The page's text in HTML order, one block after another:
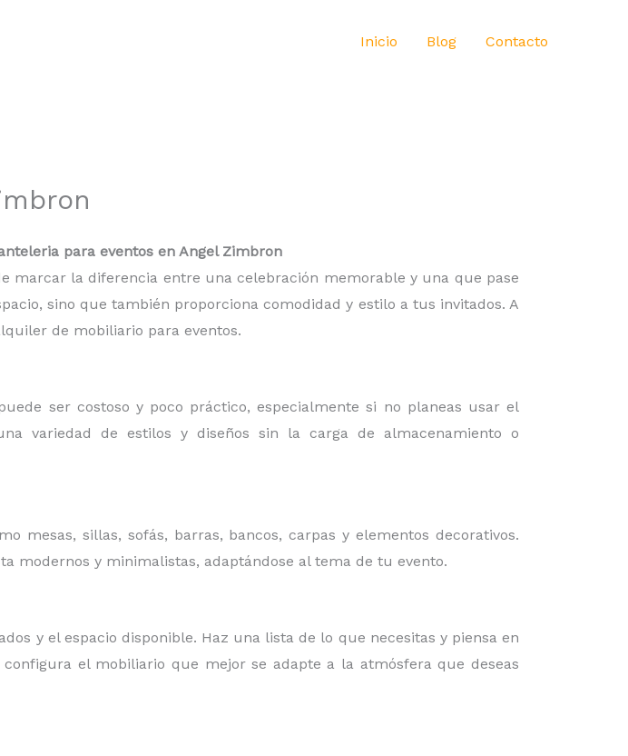
Inicio Blog Contacto
para eventos en Angel Zimbron
la diferencia entre una celebración memorable y una que pase
sino que también proporciona comodidad y estilo a tus invitados. A
de mobiliario para eventos.
ser costoso y poco práctico, especialmente si no planeas usar el
variedad de estilos y diseños sin la carga de almacenamiento o
mesas, sillas, sofás, barras, bancos, carpas y elementos decorativos.
modernos y minimalistas, adaptándose al tema de tu evento.
y el espacio disponible. Haz una lista de lo que necesitas y piensa en
el mobiliario que mejor se adapte a la atmósfera que deseas